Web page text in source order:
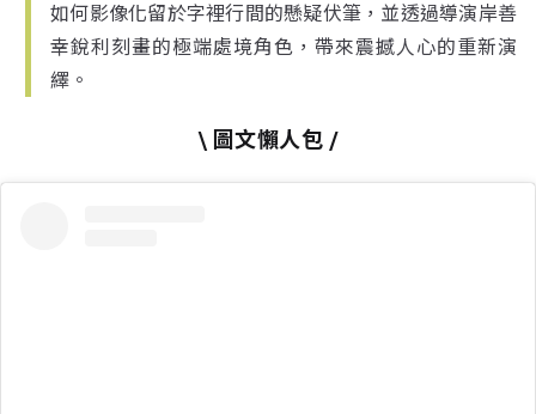
如何影像化留於字裡行間的懸疑伏筆，並透過導演岸善
幸銳利刻畫的極端處境角色，帶來震撼人心的重新演
繹。
\ 圖文懶人包 /